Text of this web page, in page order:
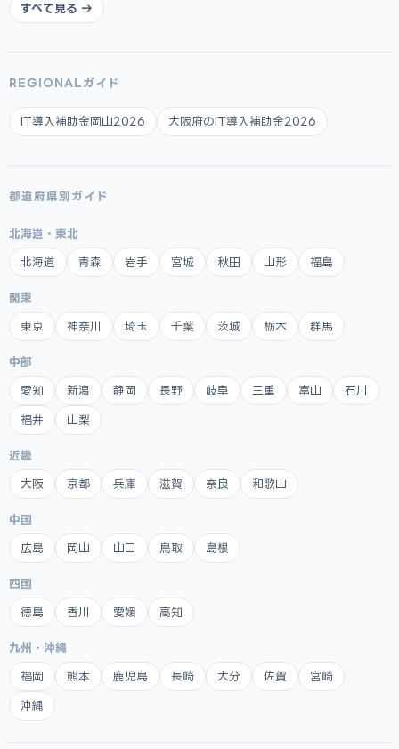
すべて見る →
REGIONALガイド
IT導入補助金岡山2026 大阪府のIT導入補助金2026
都道府県別ガイド
北海道・東北
北海道 青森 岩手 宮城 秋田 山形 福島
関東
東京 神奈川 埼玉 千葉 茨城 栃木 群馬
中部
愛知 新潟 静岡 長野 岐阜 三重 富山 石川
福井 山梨
近畿
大阪 京都 兵庫 滋賀 奈良 和歌山
中国
広島 岡山 山口 鳥取 島根
四国
徳島 香川 愛媛 高知
九州・沖縄
福岡 熊本 鹿児島 長崎 大分 佐賀 宮崎
沖縄